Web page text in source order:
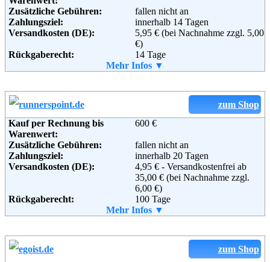
Zusätzliche Gebühren:
fallen nicht an
Zahlungsziel:
innerhalb 14 Tagen
Versandkosten (DE):
5,95 € (bei Nachnahme zzgl. 5,00
€)
Rückgaberecht:
14 Tage
Ja
Weitere Zahlungsmethoden:
Adresse:
Ulla Popken GmbH
26178 Rastede
Telefon:
+49 (0) 800 - 53 33 999
Fax:
+49 (0) 800 - 56 66 999
kunden-service@popken.de
Weiterführende
Informationen:
AGB
Mehr Infos ▼
zum Shop
Kauf per Rechnung bis
Warenwert:
600 €
Zusätzliche Gebühren:
fallen nicht an
Zahlungsziel:
innerhalb 20 Tagen
Versandkosten (DE):
4,95 € - Versandkostenfrei ab
35,00 € (bei Nachnahme zzgl.
6,00 €)
Rückgaberecht:
100 Tage
Ja
Weitere Zahlungsmethoden:
Mehr Infos ▼
zum Shop